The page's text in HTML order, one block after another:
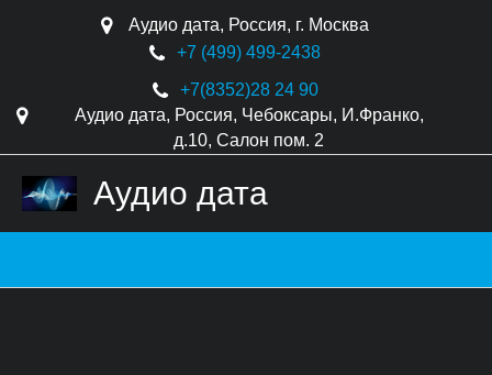
Аудио дата, Россия, г. Москва
+7 (499) 499-2438
+7(8352)28 24 90
Аудио дата, Россия, Чебоксары, И.Франко,
д.10, Салон пом. 2
Аудио дата